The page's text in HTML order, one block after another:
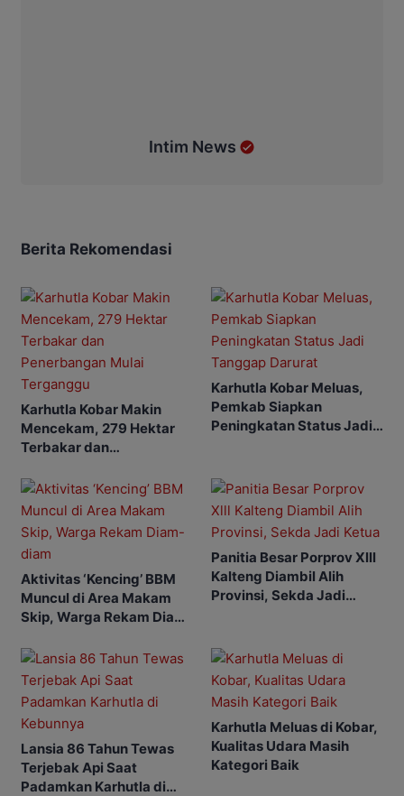
Intim News
Berita Rekomendasi
Karhutla Kobar Makin
Mencekam, 279 Hektar
Terbakar dan
Terganggu
Karhutla Kobar Meluas,
Pemkab Siapkan
Peningkatan Status Jadi
Aktivitas ‘Kencing’ BBM
Muncul di Area Makam
Skip, Warga Rekam Diam-
Panitia Besar Porprov Xlll
Kalteng Diambil Alih
Provinsi, Sekda Jadi
Lansia 86 Tahun Tewas
Terjebak Api Saat
Padamkan Karhutla di
Karhutla Meluas di Kobar,
Kualitas Udara Masih
Kategori Baik